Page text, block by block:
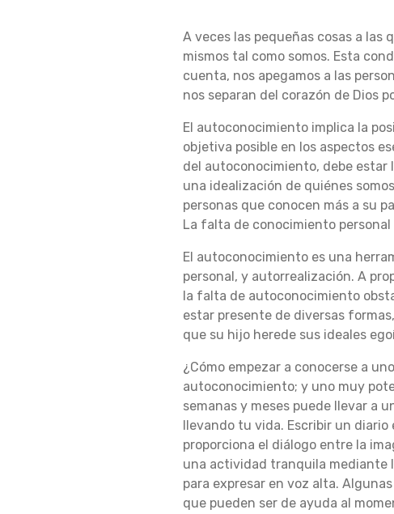
R
A
C
T
I
C
A
N
A veces las pequeñas cosas a las
mismos tal como somos. Esta
cuenta, nos apegamos a las
nos separan del corazón de Dios
El autoconocimiento implica la
objetiva posible en los aspectos
del autoconocimiento, debe estar
una idealización de quiénes
personas que conocen más a su
La falta de conocimiento
El autoconocimiento es una
personal, y autorrealización. A
la falta de autoconocimiento
estar presente de diversas
que su hijo herede sus ideales
¿Cómo empezar a conocerse a
autoconocimiento; y uno muy
semanas y meses puede llevar a
llevando tu vida. Escribir un
proporciona el diálogo entre la
una actividad tranquila mediante
para expresar en voz alta.
que pueden ser de ayuda al